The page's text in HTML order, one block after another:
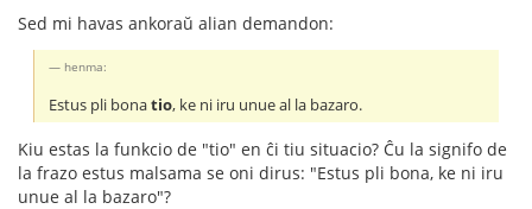
Sed mi havas ankoraŭ alian demandon:
henma:
Estus pli bonatio, ke ni iru unue al la bazaro.
Kiu estas la funkcio de "tio" en ĉi tiu situacio? Ĉu la signifo de
la frazo estus malsama se oni dirus: "Estus pli bona, ke ni iru
unue al la bazaro"?